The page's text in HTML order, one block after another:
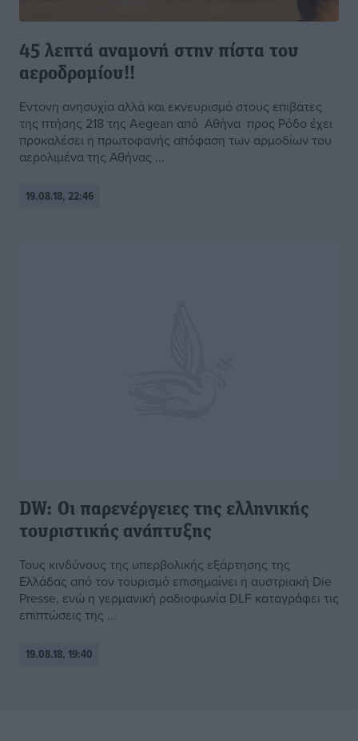
45 λεπτά αναμονή στην πίστα του
αεροδρομίου!!
Εντονη ανησυχία αλλά και εκνευρισμό στους επιβάτες
της πτήσης 218 της Aegean από Αθήνα προς Ρόδο έχει
προκαλέσει η πρωτοφανής απόφαση των αρμοδίων του
αερολιμένα της Αθήνας ...
19.08.18, 22:46
DW: Οι παρενέργειες της ελληνικής
τουριστικής ανάπτυξης
Τους κινδύνους της υπερβολικής εξάρτησης της
Ελλάδας από τον τουρισμό επισημαίνει η αυστριακή Die
Presse, ενώ η γερμανική ραδιοφωνία DLF καταγράφει τις
επιπτώσεις της ...
19.08.18, 19:40